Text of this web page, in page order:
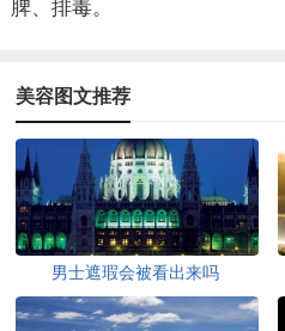
脾、排毒。
美容图文推荐
男士遮瑕会被看出来吗